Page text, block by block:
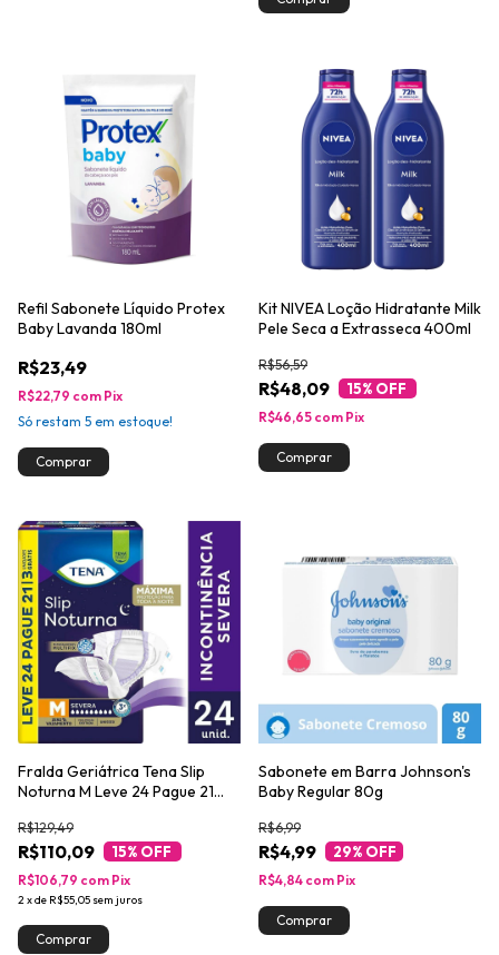
Refil Sabonete Líquido Protex
Baby Lavanda 180ml
R$23,49
R$22,79 com Pix
Só restam 5 em estoque!
Kit NIVEA Loção Hidratante Milk
Pele Seca a Extrasseca 400ml
R$48,09
R$56,59
15% OFF
R$46,65 com Pix
Fralda Geriátrica Tena Slip
Noturna M Leve 24 Pague 21
R$110,09
R$129,49
15% OFF
2xde R$55,05 sem juros
R$106,79 com Pix
Sabonete em Barra Johnson's
Baby Regular 80g
R$4,99
R$6,99
29% OFF
R$4,84 com Pix